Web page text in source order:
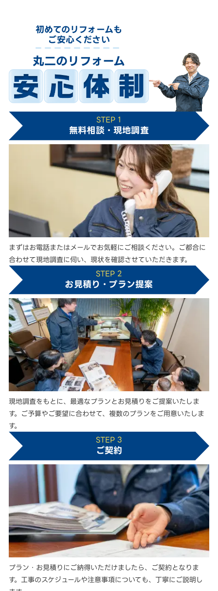
初めてのリフォームも
ご安心ください
丸二のリフォーム
STEP 1
無料相談・現地調査
まずはお電話またはメールでお気軽にご相談ください。ご都合に
合わせて現地調査に伺い、現状を確認させていただきます。
STEP 2
お見積り・プラン提案
現地調査をもとに、最適なプランとお見積りをご提案いたしま
す。ご予算やご要望に合わせて、複数のプランをご用意いたしま
す。
STEP 3
ご契約
プラン・お見積りにご納得いただけましたら、ご契約となりま
す。工事のスケジュールや注意事項についても、丁寧にご説明し